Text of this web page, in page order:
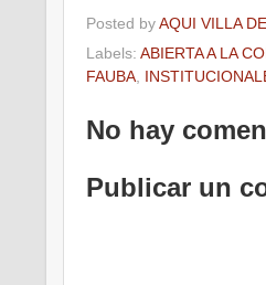
Posted by AQUI VILLA
Labels: ABIERTA A LA
FAUBA,
No hay
Publicar un